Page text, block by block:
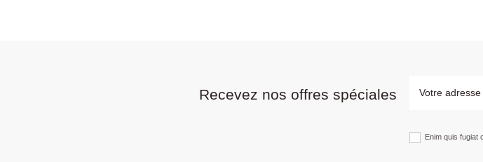
Recevez nos offres spéciales
Enim quis fugiat